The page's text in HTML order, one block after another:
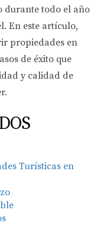
durante todo el año
En este artículo,
propiedades en
de éxito que
y calidad de
Turísticas en